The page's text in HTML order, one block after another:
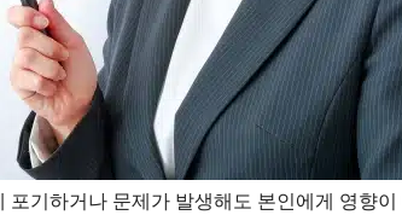
기하거나 문제가 발생해도 본인에게 영향